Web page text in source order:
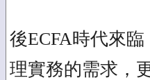
後ECFA時代來
理實務的需求，